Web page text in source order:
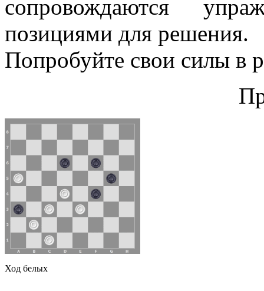
сопровождаются
позициями для решения.
Попробуйте свои силы в
Ход белых